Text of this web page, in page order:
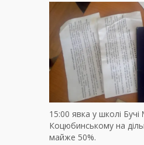
15:00 явка у школі
Коцюбинському на
майже 50%.